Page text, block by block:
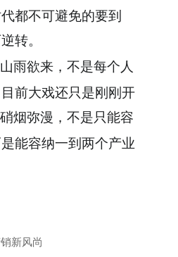
都不可避免的要到
转。
雨欲来，不是每个人
前大戏还只是刚刚开
烟弥漫，不是只能容
能容纳一到两个产业
新风尚